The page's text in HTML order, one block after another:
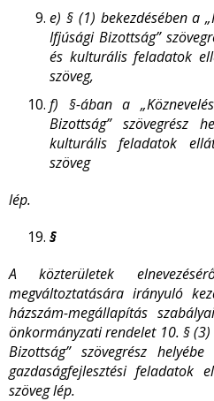
e) § (1) bekezdésében a
Ifjúsági Bizottság”
és kulturális feladatok
szöveg,
f) §-ában a
Bizottság” szövegrész
kulturális feladatok
szöveg
lép.
§
A közterületek
megváltoztatására irányuló
házszám-megállapítás
önkormányzati rendelet 10. § (3)
Bizottság” szövegrész
gazdaságfejlesztési feladatok
szöveg lép.